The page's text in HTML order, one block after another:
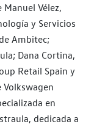
Vélez,
y Servicios
Ambitec;
Dana Cortina,
Retail Spain y
Volkswagen
en
dedicada a